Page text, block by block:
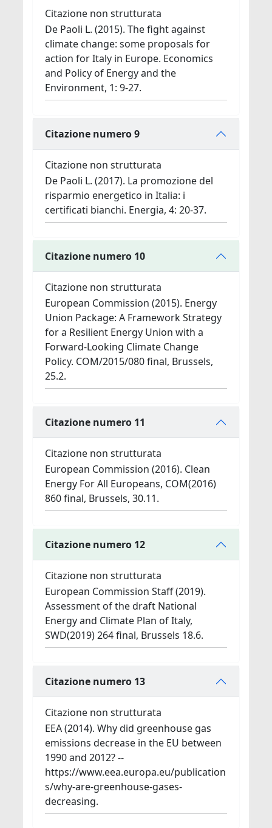
Citazione non strutturata
De Paoli L. (2015). The fight against
climate change: some proposals for
action for Italy in Europe. Economics
and Policy of Energy and the
Environment, 1: 9-27.
Citazione numero 9
Citazione non strutturata
De Paoli L. (2017). La promozione del
risparmio energetico in Italia: i
certificati bianchi. Energia, 4: 20-37.
Citazione numero 10
Citazione non strutturata
European Commission (2015). Energy
Union Package: A Framework Strategy
for a Resilient Energy Union with a
Forward-Looking Climate Change
Policy. COM/2015/080 final, Brussels,
25.2.
Citazione numero 11
Citazione non strutturata
European Commission (2016). Clean
Energy For All Europeans, COM(2016)
860 final, Brussels, 30.11.
Citazione numero 12
Citazione non strutturata
European Commission Staff (2019).
Assessment of the draft National
Energy and Climate Plan of Italy,
SWD(2019) 264 final, Brussels 18.6.
Citazione numero 13
Citazione non strutturata
EEA (2014). Why did greenhouse gas
emissions decrease in the EU between
1990 and 2012? --
https://www.eea.europa.eu/publication
s/why-are-greenhouse-gases-
decreasing.